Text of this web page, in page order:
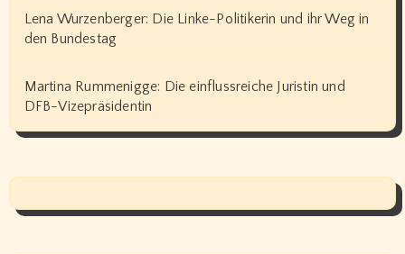
Lena Wurzenberger: Die Linke-Politikerin und ihr Weg in
den Bundestag
Martina Rummenigge: Die einflussreiche Juristin und
DFB-Vizepräsidentin